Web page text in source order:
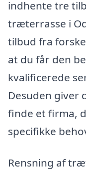
indhente tre
træterrasse i
tilbud fra
at du får den
kvalificerede
Desuden giver
finde et firma,
specifikke
Rensning af